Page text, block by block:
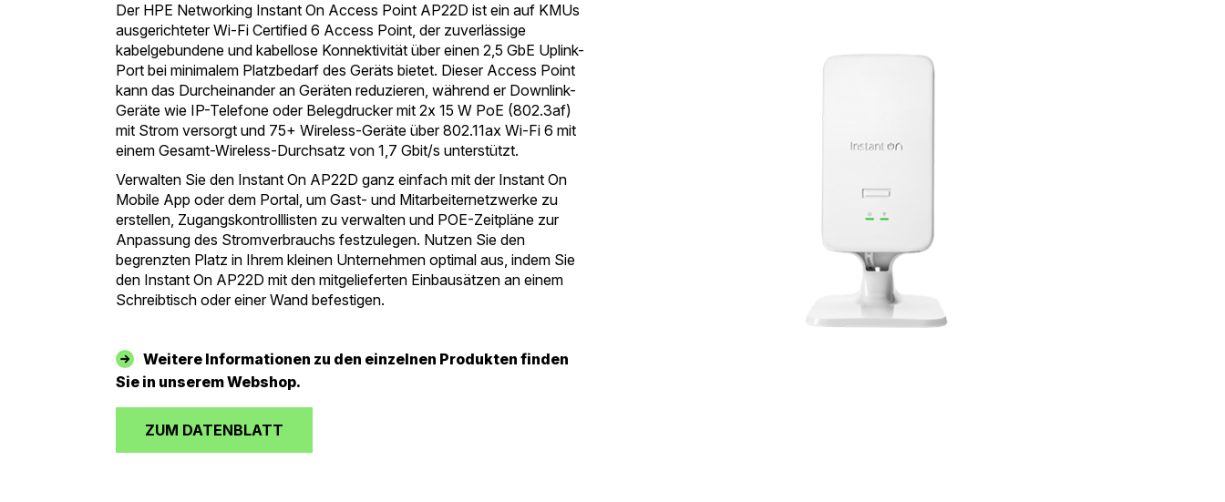
Der HPE Networking Instant On Access Point AP22D ist ein auf KMUs
ausgerichteter Wi-Fi Certified 6 Access Point, der zuverlässige
kabelgebundene und kabellose Konnektivität über einen 2,5 GbE Uplink-
Port bei minimalem Platzbedarf des Geräts bietet. Dieser Access Point
kann das Durcheinander an Geräten reduzieren, während er Downlink-
Geräte wie IP-Telefone oder Belegdrucker mit 2x 15 W PoE (802.3af)
mit Strom versorgt und 75+ Wireless-Geräte über 802.11ax Wi-Fi 6 mit
einem Gesamt-Wireless-Durchsatz von 1,7 Gbit/s unterstützt.
Verwalten Sie den Instant On AP22D ganz einfach mit der Instant On
Mobile App oder dem Portal, um Gast- und Mitarbeiternetzwerke zu
erstellen, Zugangskontrolllisten zu verwalten und POE-Zeitpläne zur
Anpassung des Stromverbrauchs festzulegen. Nutzen Sie den
begrenzten Platz in Ihrem kleinen Unternehmen optimal aus, indem Sie
den Instant On AP22D mit den mitgelieferten Einbausätzen an einem
Schreibtisch oder einer Wand befestigen.
Weitere Informationen zu den einzelnen Produkten finden
Sie in unserem Webshop.
ZUM DATENBLATT